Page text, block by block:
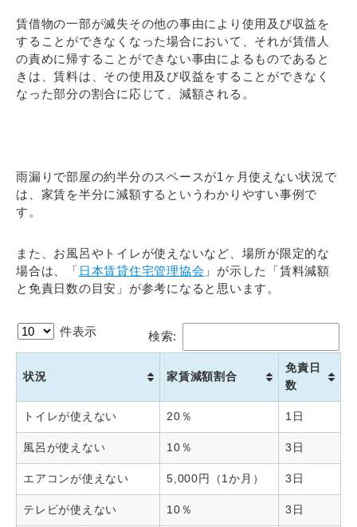
賃借物の一部が滅失その他の事由により使用及び収益を
することができなくなった場合において、それが賃借人
の責めに帰することができない事由によるものであると
きは、賃料は、その使用及び収益をすることができなく
なった部分の割合に応じて、減額される。
雨漏りで部屋の約半分のスペースが1ヶ月使えない状況で
は、家賃を半分に減額するというわかりやすい事例で
す。
また、お風呂やトイレが使えないなど、場所が限定的な
場合は、「 日本賃貸住宅管理協会 」が示した「賃料減額
と免責日数の目安」が参考になると思います。
件表示 検索:
状況 家賃減額割合
免責日
数
トイレが使えない 20％ 1日
風呂が使えない 10％ 3日
エアコンが使えない 5,000円（1か月） 3日
テレビが使えない 10％ 3日